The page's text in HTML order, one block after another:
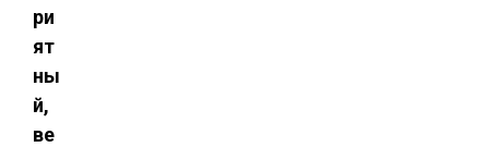
ри
ят
ны
й,
ве